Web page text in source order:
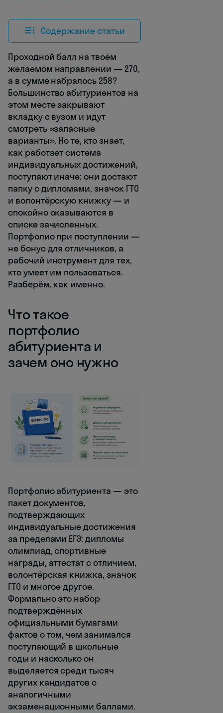
Содержание статьи
Проходной балл на твоём
желаемом направлении — 270,
а в сумме набралось 258?
Большинство абитуриентов на
этом месте закрывают
вкладку с вузом и идут
смотреть «запасные
варианты». Но те, кто знает,
как работает система
индивидуальных достижений,
поступают иначе: они достают
папку с дипломами, значок ГТО
и волонтёрскую книжку — и
спокойно оказываются в
списке зачисленных.
Портфолио при поступлении —
не бонус для отличников, а
рабочий инструмент для тех,
кто умеет им пользоваться.
Разберём, как именно.
Что такое
портфолио
абитуриента и
зачем оно нужно
Портфолио абитуриента — это
пакет документов,
подтверждающих
индивидуальные достижения
за пределами ЕГЭ: дипломы
олимпиад, спортивные
награды, аттестат с отличием,
волонтёрская книжка, значок
ГТО и многое другое.
Формально это набор
подтверждённых
официальными бумагами
фактов о том, чем занимался
поступающий в школьные
годы и насколько он
выделяется среди тысяч
других кандидатов с
аналогичными
экзаменационными баллами.